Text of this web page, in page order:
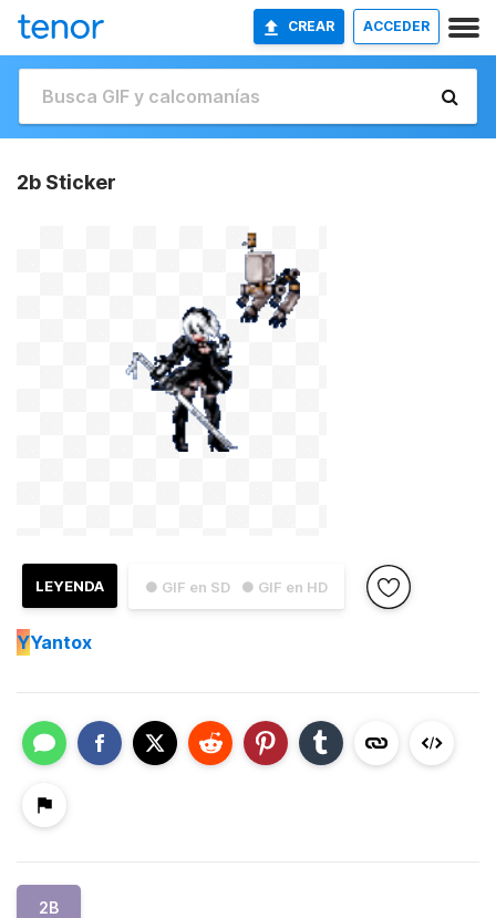
CREAR ACCEDER
2b Sticker
● GIF en SD ● GIF en HD
LEYENDA
YYantox
2B